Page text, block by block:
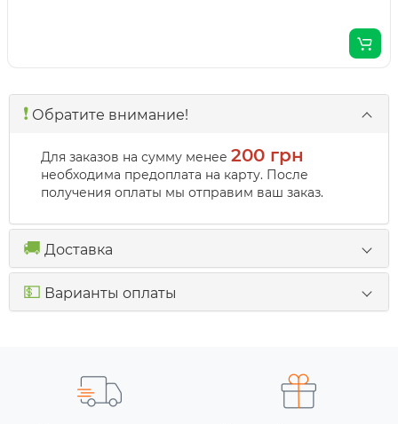
❗️ Обратите внимание!
Для заказов на сумму менее 200 грн
необходима предоплата на карту. После
получения оплаты мы отправим ваш заказ.
🚚 Доставка
💵 Варианты оплаты